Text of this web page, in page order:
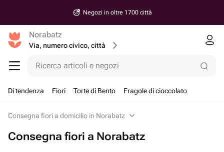
Negozi in oltre 1700 città
Norabatz
Via, numero civico, città
Ricerca articoli e negozi
Di tendenza Fiori Torte di Bento Fragole di cioccolato
Consegna fiori a domicilio in Norabatz
Consegna fiori a Norabatz